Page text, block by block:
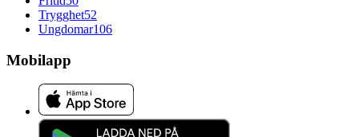
Trygghet52
Ungdomar106
Mobilapp